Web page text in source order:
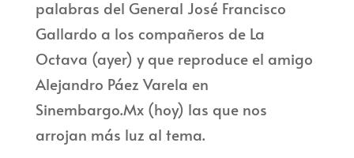
palabras del General José Francisco
Gallardo a los compañeros de La
Octava (ayer) y que reproduce el amigo
Alejandro Páez Varela en
Sinembargo.Mx (hoy) las que nos
arrojan más luz al tema.